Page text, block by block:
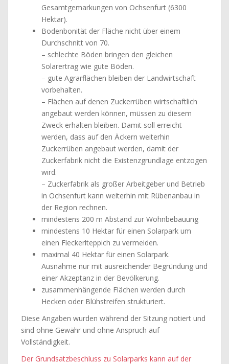
Gesamtgemarkungen von Ochsenfurt (6300
Hektar).
Bodenbonität der Fläche nicht über einem
Durchschnitt von 70.
– schlechte Böden bringen den gleichen
Solarertrag wie gute Böden.
– gute Agrarflächen bleiben der Landwirtschaft
vorbehalten.
– Flächen auf denen Zuckerrüben wirtschaftlich
angebaut werden können, müssen zu diesem
Zweck erhalten bleiben. Damit soll erreicht
werden, dass auf den Äckern weiterhin
Zuckerrüben angebaut werden, damit der
Zuckerfabrik nicht die Existenzgrundlage entzogen
wird.
– Zuckerfabrik als großer Arbeitgeber und Betrieb
in Ochsenfurt kann weiterhin mit Rübenanbau in
der Region rechnen.
mindestens 200 m Abstand zur Wohnbebauung
mindestens 10 Hektar für einen Solarpark um
einen Fleckerlteppich zu vermeiden.
maximal 40 Hektar für einen Solarpark.
Ausnahme nur mit ausreichender Begründung und
einer Akzeptanz in der Bevölkerung.
zusammenhängende Flächen werden durch
Hecken oder Blühstreifen strukturiert.
Diese Angaben wurden während der Sitzung notiert und
sind ohne Gewähr und ohne Anspruch auf
Vollständigkeit.
Der Grundsatzbeschluss zu Solarparks kann auf der